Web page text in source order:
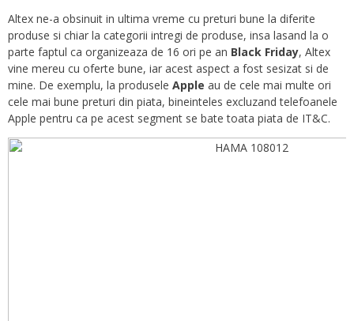
Altex ne-a obsinuit in ultima vreme cu preturi bune la diferite
produse si chiar la categorii intregi de produse, insa lasand la o
parte faptul ca organizeaza de 16 ori pe an Black Friday, Altex
vine mereu cu oferte bune, iar acest aspect a fost sesizat si de
mine. De exemplu, la produsele Apple au de cele mai multe ori
cele mai bune preturi din piata, bineinteles excluzand telefoanele
Apple pentru ca pe acest segment se bate toata piata de IT&C.